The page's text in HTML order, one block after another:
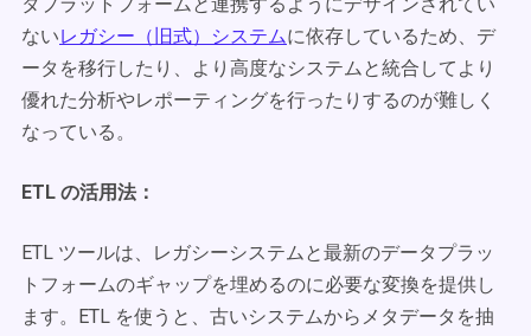
ないレガシー（旧式）システムに依存しているため、デ
ータを移行したり、より高度なシステムと統合してより
優れた分析やレポーティングを行ったりするのが難しく
なっている。
ETL の活用法：
ETL ツールは、レガシーシステムと最新のデータプラッ
トフォームのギャップを埋めるのに必要な変換を提供し
ます。ETL を使うと、古いシステムからメタデータを抽